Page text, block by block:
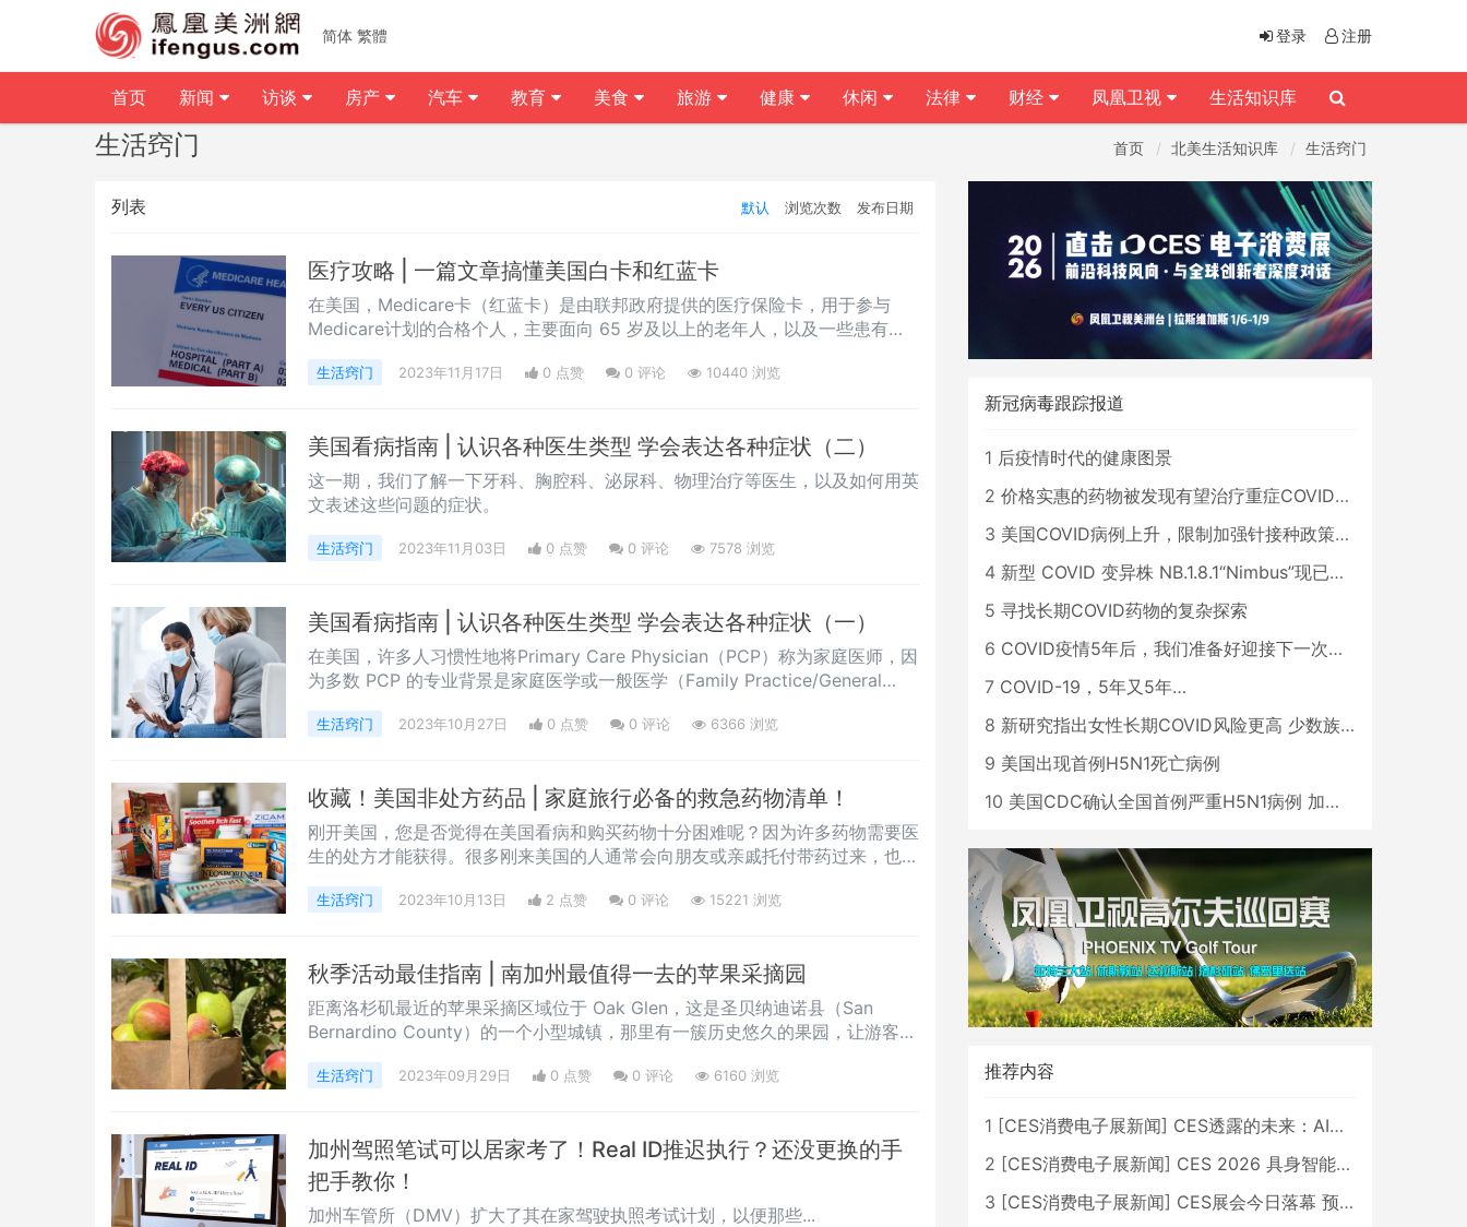
生活窍门 首页 北美生活知识库 生活窍门
列表 默认 浏览次数 发布日期
医疗攻略 | 一篇文章搞懂美国白卡和红蓝卡
在美国，Medicare卡（红蓝卡）是由联邦政府提供的医疗保险卡，用于参与
Medicare计划的合格个人，主要面向 65 岁及以上的老年人，以及一些患有特
生活窍门 2023年11月17日 0 点赞 0 评论 10440 浏览
美国看病指南 | 认识各种医生类型 学会表达各种症状（二）
这一期，我们了解一下牙科、胸腔科、泌尿科、物理治疗等医生，以及如何用英
文表述这些问题的症状。
生活窍门 2023年11月03日 0 点赞 0 评论 7578 浏览
美国看病指南 | 认识各种医生类型 学会表达各种症状（一）
在美国，许多人习惯性地将Primary Care Physician（PCP）称为家庭医师，因
为多数 PCP 的专业背景是家庭医学或一般医学（Family Practice/General
生活窍门 2023年10月27日 0 点赞 0 评论 6366 浏览
收藏！美国非处方药品 | 家庭旅行必备的救急药物清单！
刚开美国，您是否觉得在美国看病和购买药物十分困难呢？因为许多药物需要医
生的处方才能获得。很多刚来美国的人通常会向朋友或亲戚托付带药过来，也不
生活窍门 2023年10月13日 2 点赞 0 评论 15221 浏览
秋季活动最佳指南 | 南加州最值得一去的苹果采摘园
距离洛杉矶最近的苹果采摘区域位于 Oak Glen，这是圣贝纳迪诺县（San
Bernardino County）的一个小型城镇，那里有一簇历史悠久的果园，让游客可
巧克力。
生活窍门 2023年09月29日 0 点赞 0 评论 6160 浏览
加州驾照笔试可以居家考了！Real ID推迟执行？还没更换的手
把手教你！
加州车管所（DMV）扩大了其在家驾驶执照考试计划，以便那些...
新冠病毒跟踪报道
1 后疫情时代的健康图景
2 价格实惠的药物被发现有望治疗重症COVID患者
3 美国COVID病例上升，限制加强针接种政策即将出台
4 新型 COVID 变异株 NB.1.8.1“Nimbus”现已在美国占据主导地位
5 寻找长期COVID药物的复杂探索
6 COVID疫情5年后，我们准备好迎接下一次大流行了吗？
7 COVID-19，5年又5年…
8 新研究指出女性长期COVID风险更高 少数族裔儿童存在差异
9 美国出现首例H5N1死亡病例
10 美国CDC确认全国首例严重H5N1病例 加州进入紧急状态
推荐内容
1 [CES消费电子展新闻] CES透露的未来：AI、机器人与智能生活大爆发
2 [CES消费电子展新闻] CES 2026 具身智能与创新领域 中国公司大放异彩
3 [CES消费电子展新闻] CES展会今日落幕 预计2026行业收入将超五千亿美元
简体 繁體 登录 注册
首页 新闻 访谈 房产 汽车 教育 美食 旅游 健康 休闲 法律 财经 凤凰卫视 生活知识库